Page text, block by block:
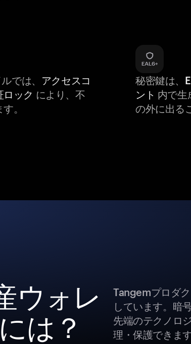
では、 アクセスコ
ロック により、不
。
秘密鍵は、
ント 内で生
の外に出る
ウォレ
は？
Tangemプロダ
しています。暗
先端のテクノロ
理・保護できます